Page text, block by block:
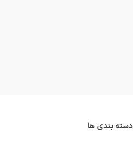
دسته بندی ها